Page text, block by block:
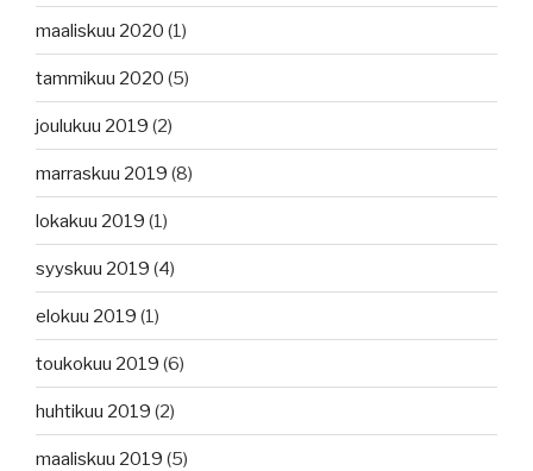
maaliskuu 2020 (1)
tammikuu 2020 (5)
joulukuu 2019 (2)
marraskuu 2019 (8)
lokakuu 2019 (1)
syyskuu 2019 (4)
elokuu 2019 (1)
toukokuu 2019 (6)
huhtikuu 2019 (2)
maaliskuu 2019 (5)